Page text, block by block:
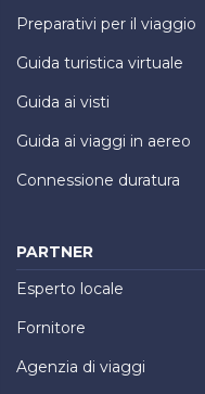
Preparativi per il viaggio
Guida turistica virtuale
Guida ai visti
Guida ai viaggi in aereo
Connessione duratura
PARTNER
Esperto locale
Fornitore
Agenzia di viaggi